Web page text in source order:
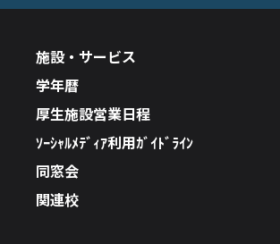
施設・サービス
学年暦
厚生施設営業日程
ｿｰｼｬﾙﾒﾃﾞｨｱ利用ｶﾞｲﾄﾞﾗｲﾝ
同窓会
関連校